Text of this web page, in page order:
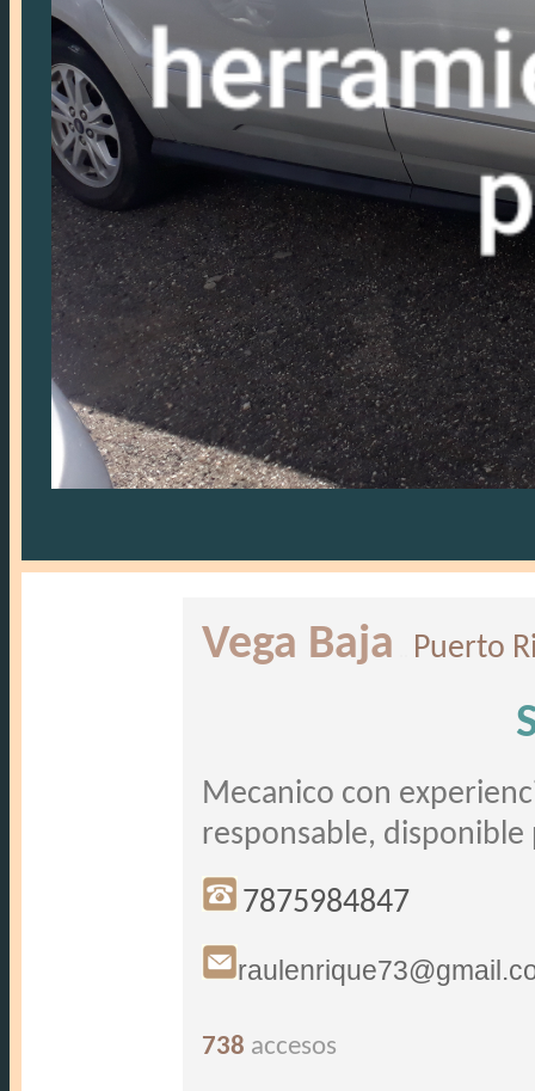
Vega Baja Puerto
Mecanico con
responsable,
7875984847
738 accesos